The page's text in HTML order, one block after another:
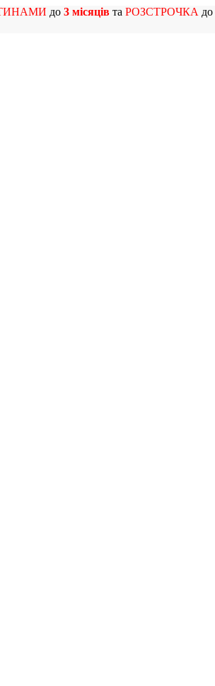
до 3 місяцівта РОЗСТРОЧКА до